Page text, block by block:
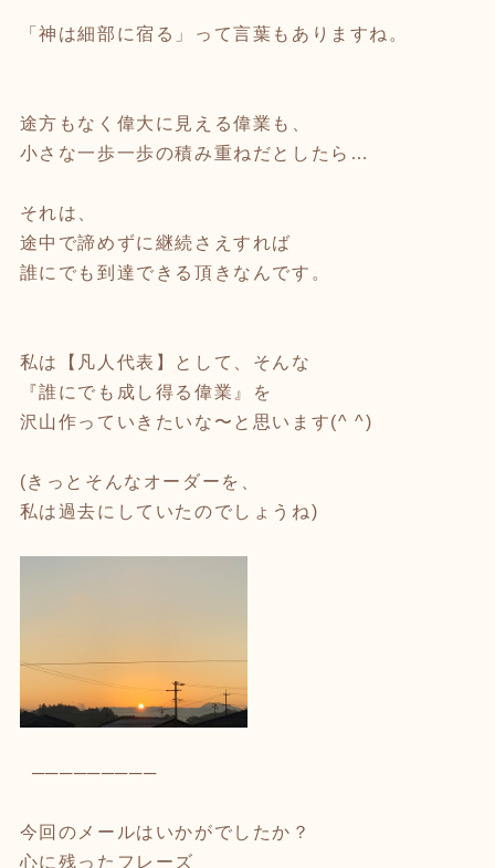
「神は細部に宿る」って言葉もありますね。
途方もなく偉大に見える偉業も、
小さな一歩一歩の積み重ねだとしたら…
それは、
途中で諦めずに継続さえすれば
誰にでも到達できる頂きなんです。
私は【凡人代表】として、そんな
『誰にでも成し得る偉業』を
沢山作っていきたいな〜と思います(^ ^)
(きっとそんなオーダーを、
私は過去にしていたのでしょうね)
─────────
今回のメールはいかがでしたか？
心に残ったフレーズ